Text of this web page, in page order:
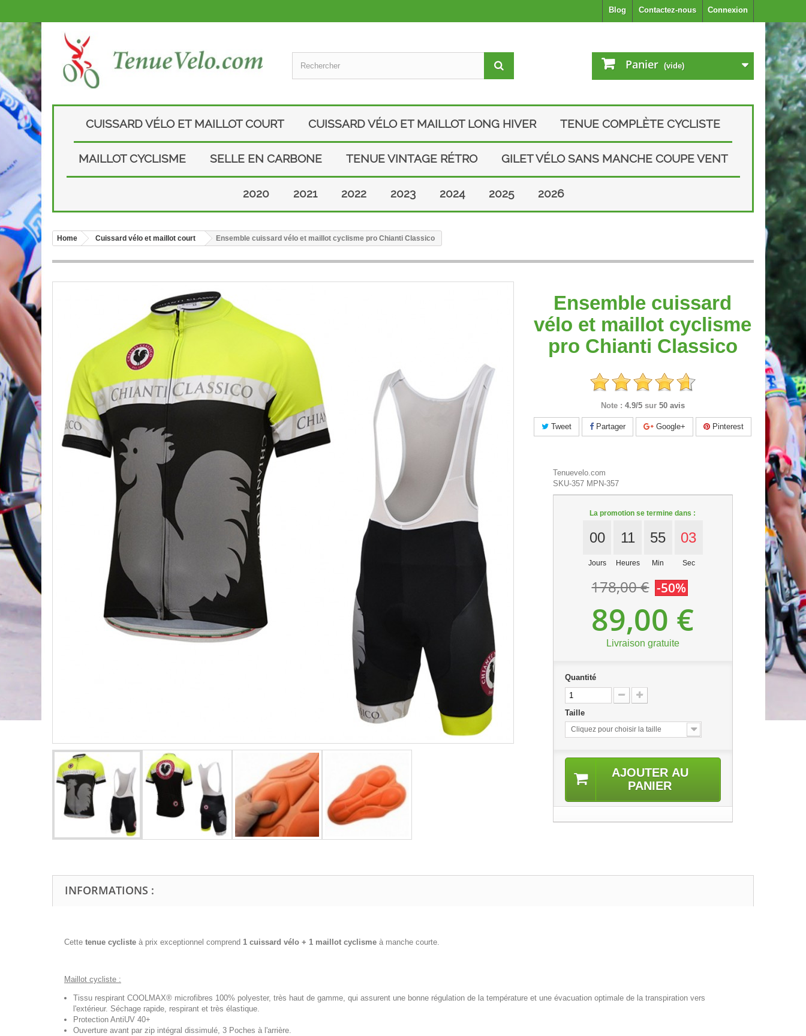
Connexion
Contactez-nous
Blog
Panier (vide)
CUISSARD VÉLO ET MAILLOT COURT CUISSARD VÉLO ET MAILLOT LONG HIVER TENUE COMPLÈTE CYCLISTE
MAILLOT CYCLISME SELLE EN CARBONE TENUE VINTAGE RÉTRO GILET VÉLO SANS MANCHE COUPE VENT
2020 2021 2022 2023 2024 2025 2026
Home Cuissard vélo et maillot court Ensemble cuissard vélo et maillot cyclisme pro Chianti Classico
Ensemble cuissard
vélo et maillot cyclisme
pro Chianti Classico
Note : 4.9/5 sur 50 avis
Tweet Partager Google+ Pinterest
Tenuevelo.com
SKU-357 MPN-357
La promotion se termine dans :
00
Jours
11
Heures
55
Min
01
Sec
178,00 € -50%
89,00 €
Livraison gratuite
Quantité
Taille
Cliquez pour choisir la taille
AJOUTER AU
PANIER
INFORMATIONS :
Cette tenue cycliste à prix exceptionnel comprend 1 cuissard vélo + 1 maillot cyclisme à manche courte.
Maillot cycliste :
Tissu respirant COOLMAX® microfibres 100% polyester, très haut de gamme, qui assurent une bonne régulation de la température et une évacuation optimale de la transpiration vers
l'extérieur. Séchage rapide, respirant et très élastique.
Protection AntiUV 40+
Ouverture avant par zip intégral dissimulé, 3 Poches à l'arrière.